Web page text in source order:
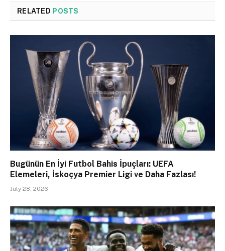
RELATED POSTS
Bugünün En İyi Futbol Bahis İpuçları: UEFA
Elemeleri, İskoçya Premier Ligi ve Daha Fazlası!
July 28, 2026